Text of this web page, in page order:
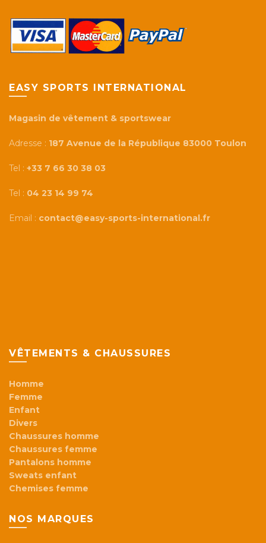
EASY SPORTS INTERNATIONAL
Magasin de vêtement & sportswear
Adresse : 187 Avenue de la République 83000 Toulon
Tel : +33 7 66 30 38 03
Tel : 04 23 14 99 74
Email : contact@easy-sports-international.fr
VÊTEMENTS & CHAUSSURES
Homme
Femme
Enfant
Divers
Chaussures homme
Chaussures femme
Pantalons homme
Sweats enfant
Chemises femme
NOS MARQUES